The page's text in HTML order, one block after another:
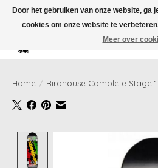
Home / Birdhouse Complete Stage
Product image
Door het gebruiken van onze website, ga
cookies om onze website te
Meer over